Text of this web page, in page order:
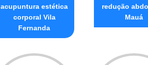
acupuntura estética
corporal Vila
Fernanda
redução
Mauá